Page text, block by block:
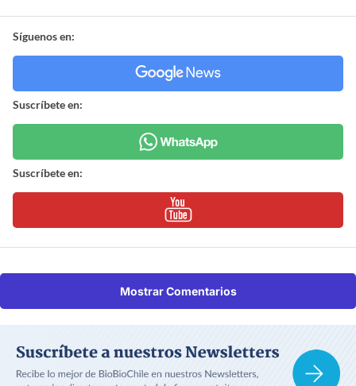
Síguenos en:
Suscríbete en:
Suscríbete en:
Mostrar Comentarios